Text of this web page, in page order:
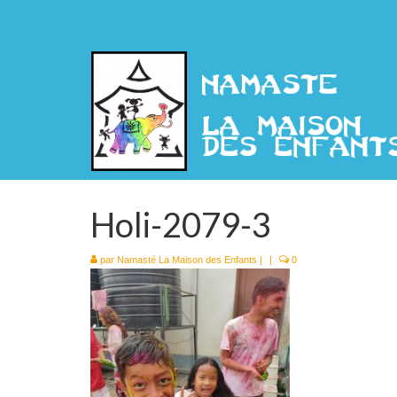
Holi-2079-3
par Namasté La Maison des Enfants | | 0